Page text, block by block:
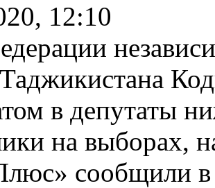
12:10
в депутаты
на выборах,
сообщили